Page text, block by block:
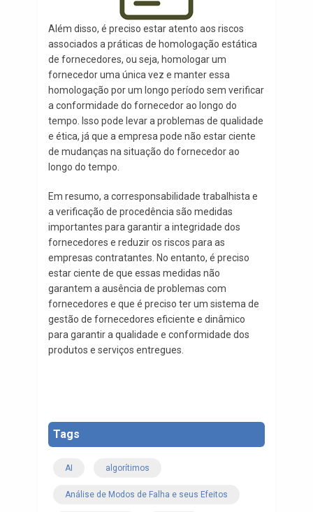
Além disso, é preciso estar atento aos riscos
associados a práticas de homologação estática
de fornecedores, ou seja, homologar um
fornecedor uma única vez e manter essa
homologação por um longo período sem verificar
a conformidade do fornecedor ao longo do
tempo. Isso pode levar a problemas de qualidade
e ética, já que a empresa pode não estar ciente
de mudanças na situação do fornecedor ao
longo do tempo.
Em resumo, a corresponsabilidade trabalhista e
a verificação de procedência são medidas
importantes para garantir a integridade dos
fornecedores e reduzir os riscos para as
empresas contratantes. No entanto, é preciso
estar ciente de que essas medidas não
garantem a ausência de problemas com
fornecedores e que é preciso ter um sistema de
gestão de fornecedores eficiente e dinâmico
para garantir a qualidade e conformidade dos
produtos e serviços entregues.
Tags
AI algorítimos
Análise de Modos de Falha e seus Efeitos